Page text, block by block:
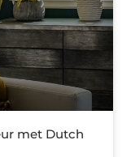
met Dutch